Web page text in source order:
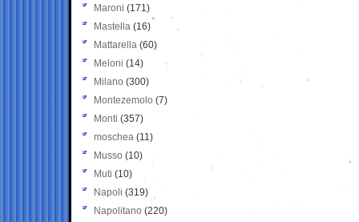
Maroni (171)
Mastella (16)
Mattarella (60)
Meloni (14)
Milano (300)
Montezemolo (7)
Monti (357)
moschea (11)
Musso (10)
Muti (10)
Napoli (319)
Napolitano (220)